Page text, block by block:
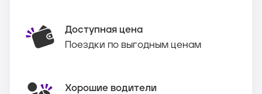
Доступная цена
Поездки по выгодным ценам
Хорошие водители